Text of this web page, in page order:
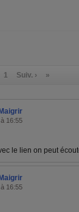
1 Suiv. › »
16:55
le lien on peut
16:55